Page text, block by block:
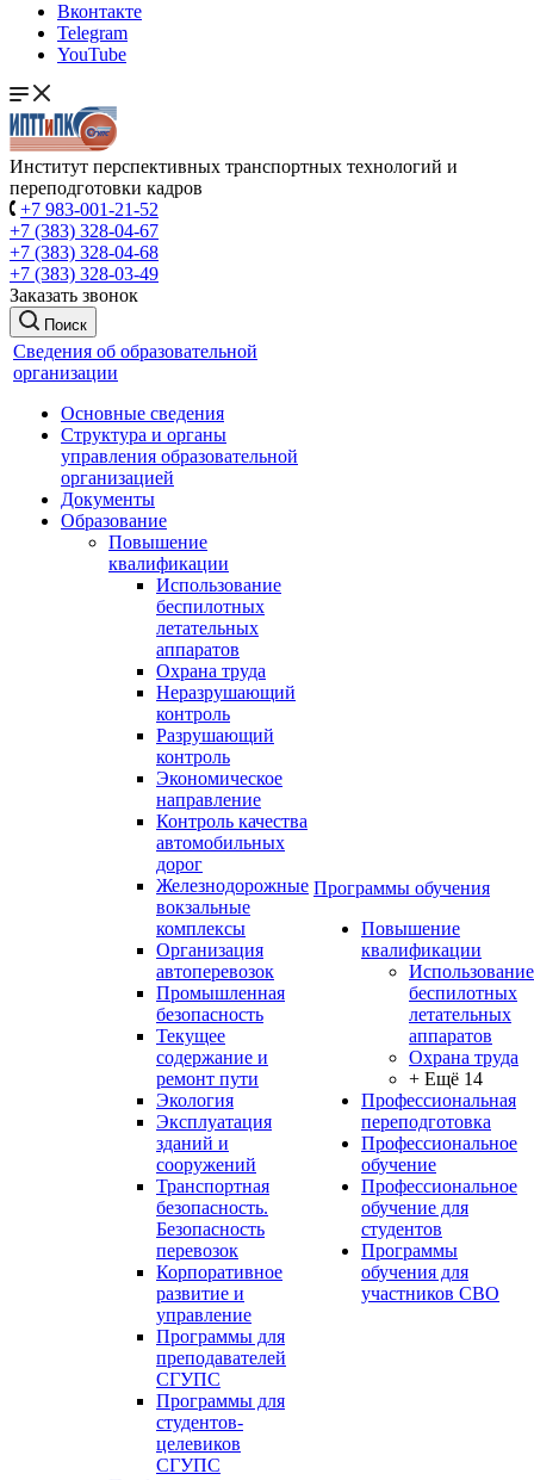
Вконтакте
Telegram
YouTube
Институт перспективных транспортных технологий и
переподготовки кадров
+7 983-001-21-52
+7 (383) 328-04-67
+7 (383) 328-04-68
+7 (383) 328-03-49
Заказать звонок
Поиск
Сведения об образовательной
организации
Основные сведения
Структура и органы
управления образовательной
организацией
Документы
Образование
Повышение
квалификации
Использование
беспилотных
летательных
аппаратов
Охрана труда
Неразрушающий
контроль
Разрушающий
контроль
Экономическое
направление
Контроль качества
автомобильных
дорог
Железнодорожные
вокзальные
комплексы
Организация
автоперевозок
Промышленная
безопасность
Текущее
содержание и
ремонт пути
Экология
Эксплуатация
зданий и
сооружений
Транспортная
безопасность.
Безопасность
перевозок
Корпоративное
развитие и
управление
Программы для
преподавателей
СГУПС
Программы для
студентов-
целевиков
СГУПС
Программы обучения
Повышение
квалификации
Использование
беспилотных
летательных
аппаратов
Охрана труда
+ Ещё 14
Профессиональная
переподготовка
Профессиональное
обучение
Профессиональное
обучение для
студентов
Программы
обучения для
участников СВО